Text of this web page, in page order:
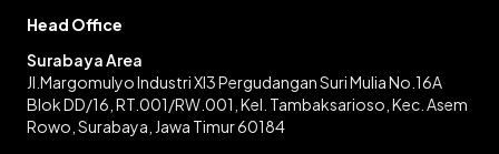
Head Office
Surabaya Area
Jl.Margomulyo Industri XI3 Pergudangan Suri Mulia No.16A
Blok DD/16, RT.001/RW.001, Kel. Tambaksarioso, Kec. Asem
Rowo, Surabaya, Jawa Timur 60184